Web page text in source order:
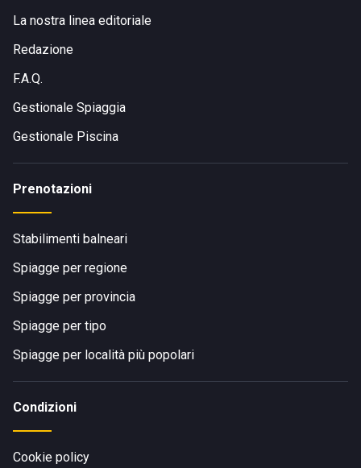
La nostra linea editoriale
Redazione
F.A.Q.
Gestionale Spiaggia
Gestionale Piscina
Prenotazioni
Stabilimenti balneari
Spiagge per regione
Spiagge per provincia
Spiagge per tipo
Spiagge per località più popolari
Condizioni
Cookie policy